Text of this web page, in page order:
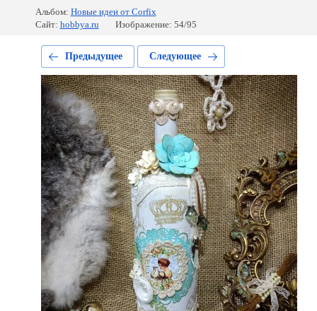
Альбом: Новые идеи от Corfix
Сайт: hobbya.ru Изображение: 54/95
Предыдущее Следующее